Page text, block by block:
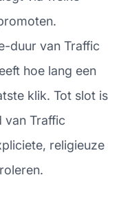
duur van Traffic
hoe lang een
klik. Tot slot is
van Traffic
religieuze